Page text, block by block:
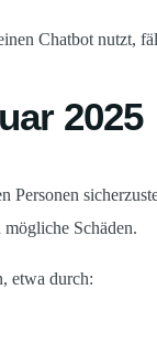
Chatbot nutzt,
2025
Schäden.
etwa durch: